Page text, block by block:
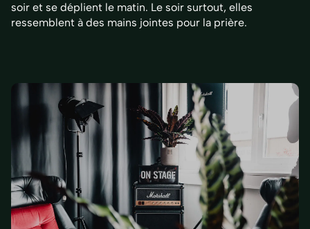
soir et se déplient le matin. Le soir surtout, elles
ressemblent à des mains jointes pour la prière.